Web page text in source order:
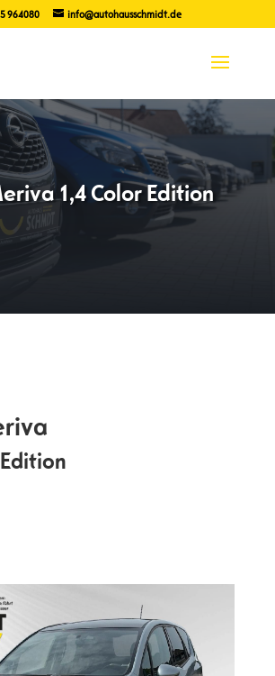
964080 info@autohausschmidt.de
1,4 Color Edition